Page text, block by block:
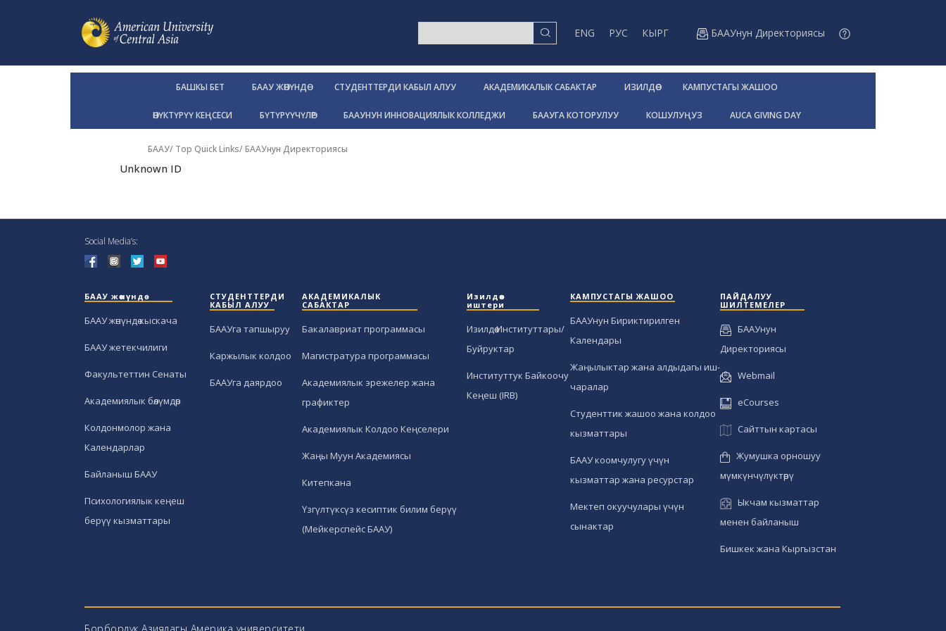
ENG РУС КЫРГ БААУнун Директориясы
БАШКЫ БЕТ БААУ ЖӨНҮНДӨ СТУДЕНТТЕРДИ КАБЫЛ АЛУУ АКАДЕМИКАЛЫК САБАКТАР ИЗИЛДӨӨ КАМПУСТАГЫ ЖАШОО
ӨНҮКТҮРҮҮ КЕҢСЕСИ БҮТҮРҮҮЧҮЛӨР БААУНУН ИННОВАЦИЯЛЫК КОЛЛЕДЖИ БААУГА КОТОРУЛУУ КОШУЛУҢУЗ AUCA GIVING DAY
БААУ/ Top Quick Links/БААУнун Директориясы
Unknown ID
Social Media’s:
БААУ жөнүндө
БААУ жөнүндө кыскача
БААУ жетекчилиги
Факультеттин Сенаты
Академиялык бөлүмдөр
Колдонмолор жана
Календарлар
Байланыш БААУ
Психологиялык кеңеш
берүү кызматтары
СТУДЕНТТЕРДИ
КАБЫЛ АЛУУ
БААУга тапшыруу
Каржылык колдоо
БААУга даярдоо
АКАДЕМИКАЛЫК
САБАКТАР
Бакалавриат программасы
Магистратура программасы
Академиялык эрежелер жана
графиктер
Академиялык Колдоо Кеңселери
Жаңы Муун Академиясы
Китепкана
Үзгүлтүксүз кесиптик билим берүү
(Мейкерспейс БААУ)
Изилдөө
иштери
Изилдөө Институттары/
Буйруктар
Институттук Байкоочу
Кеңеш (IRB)
КАМПУСТАГЫ ЖАШОО
БААУнун Бириктирилген
Календары
Жаңылыктар жана алдыдагы иш-
чаралар
Студенттик жашоо жана колдоо
кызматтары
БААУ коомчулугу үчүн
кызматтар жана ресурстар
Мектеп окуучулары үчүн
сынактар
ПАЙДАЛУУ
ШИЛТЕМЕЛЕР
БААУнун
Директориясы
Webmail
eCourses
Сайттын картасы
Жумушка орношуу
мүмкүнчүлүктөрү
Ыкчам кызматтар
менен байланыш
Бишкек жана Кыргызстан